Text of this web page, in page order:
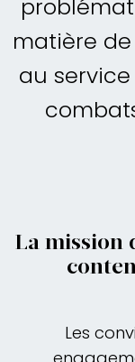
matière
au
La mission
Les